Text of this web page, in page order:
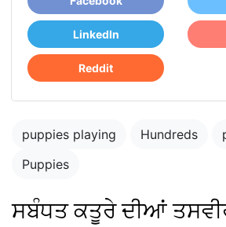
LinkedIn
Reddit
puppies playing Hundreds
Puppies
ਸਬੰਧਤ ਕਤੂਰੇ ਦੀਆਂ
Blue merle
cattledog and
puppy in the park